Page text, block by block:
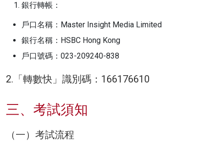
銀行轉帳：
戶口名稱：Master Insight Media Limited
銀行名稱：HSBC Hong Kong
戶口號碼：023-209240-838
2.「轉數快」識別碼：166176610
三、考試須知
（一）考試流程